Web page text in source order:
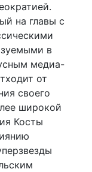
на главы с
в
медиа-
от
своего
широкой
Косты